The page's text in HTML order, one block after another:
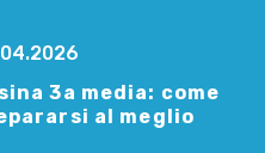
3a media: come
al meglio